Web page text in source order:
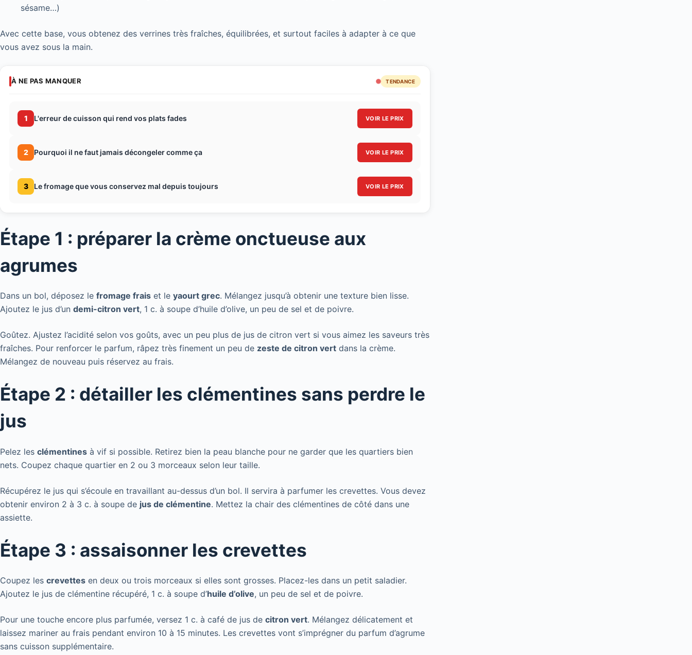
sésame…)
Avec cette base, vous obtenez des verrines très fraîches, équilibrées, et surtout faciles à adapter à ce que
vous avez sous la main.
À NE PAS MANQUER TENDANCE
1 L'erreur de cuisson qui rend vos plats fades VOIR LE PRIX
2 Pourquoi il ne faut jamais décongeler comme ça VOIR LE PRIX
3 Le fromage que vous conservez mal depuis toujours VOIR LE PRIX
Étape 1 : préparer la crème onctueuse aux
agrumes
Dans un bol, déposez le fromage frais et le yaourt grec. Mélangez jusqu’à obtenir une texture bien lisse.
Ajoutez le jus d’un demi-citron vert, 1 c. à soupe d’huile d’olive, un peu de sel et de poivre.
Goûtez. Ajustez l’acidité selon vos goûts, avec un peu plus de jus de citron vert si vous aimez les saveurs très
fraîches. Pour renforcer le parfum, râpez très finement un peu de zeste de citron vert dans la crème.
Mélangez de nouveau puis réservez au frais.
Étape 2 : détailler les clémentines sans perdre le
jus
Pelez les clémentines à vif si possible. Retirez bien la peau blanche pour ne garder que les quartiers bien
nets. Coupez chaque quartier en 2 ou 3 morceaux selon leur taille.
Récupérez le jus qui s’écoule en travaillant au-dessus d’un bol. Il servira à parfumer les crevettes. Vous devez
obtenir environ 2 à 3 c. à soupe de jus de clémentine. Mettez la chair des clémentines de côté dans une
assiette.
Étape 3 : assaisonner les crevettes
Coupez les crevettes en deux ou trois morceaux si elles sont grosses. Placez-les dans un petit saladier.
Ajoutez le jus de clémentine récupéré, 1 c. à soupe d’huile d’olive, un peu de sel et de poivre.
Pour une touche encore plus parfumée, versez 1 c. à café de jus de citron vert. Mélangez délicatement et
laissez mariner au frais pendant environ 10 à 15 minutes. Les crevettes vont s’imprégner du parfum d’agrume
sans cuisson supplémentaire.